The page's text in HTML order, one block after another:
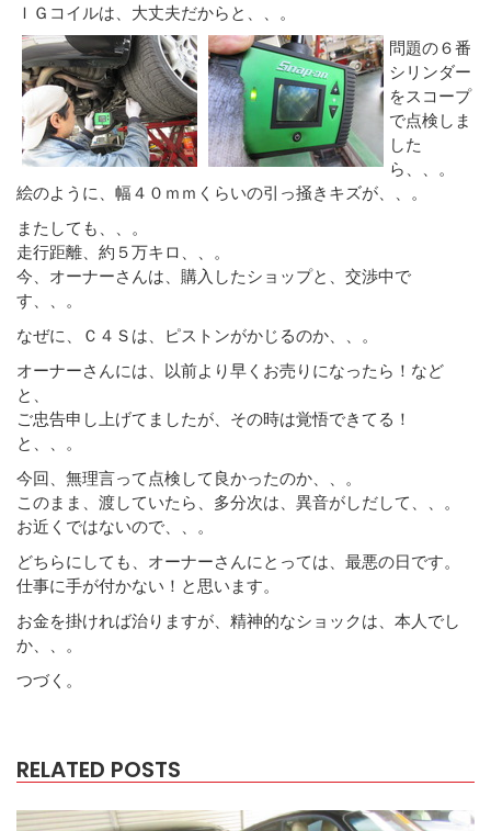
ＩＧコイルは、大丈夫だからと、、。
問題の６番
シリンダー
をスコープ
で点検しま
した
ら、、。
絵のように、幅４０ｍｍくらいの引っ掻きキズが、、。
またしても、、。
走行距離、約５万キロ、、。
今、オーナーさんは、購入したショップと、交渉中で
す、、。
なぜに、Ｃ４Ｓは、ピストンがかじるのか、、。
オーナーさんには、以前より早くお売りになったら！など
と、
ご忠告申し上げてましたが、その時は覚悟できてる！
と、、。
今回、無理言って点検して良かったのか、、。
このまま、渡していたら、多分次は、異音がしだして、、。
お近くではないので、、。
どちらにしても、オーナーさんにとっては、最悪の日です。
仕事に手が付かない！と思います。
お金を掛ければ治りますが、精神的なショックは、本人でし
か、、。
つづく。
RELATED POSTS